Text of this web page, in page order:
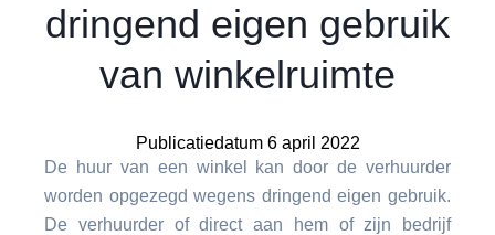
dringend eigen gebruik
van winkelruimte
Publicatiedatum 6 april 2022
De huur van een winkel kan door de verhuurder
worden opgezegd wegens dringend eigen gebruik.
De verhuurder of direct aan hem of zijn bedrijf